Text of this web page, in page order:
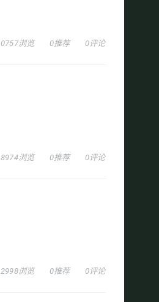
浏览 0推荐 0评论
8974浏览 0推荐 0评论
2998浏览 0推荐 0评论